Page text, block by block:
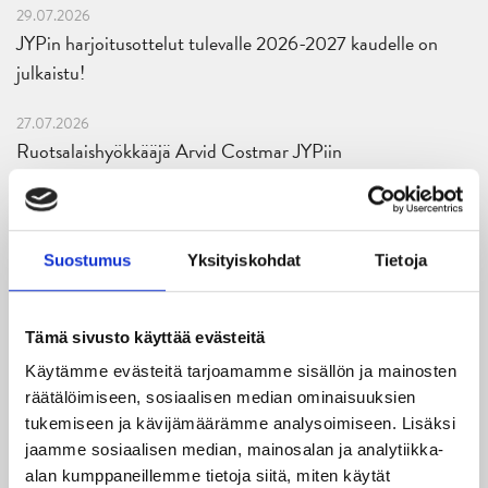
Suostumus Yksityiskohdat Tietoja
Tämä sivusto käyttää evästeitä
Käytämme evästeitä tarjoamamme sisällön ja mainosten
räätälöimiseen, sosiaalisen median ominaisuuksien
tukemiseen ja kävijämäärämme analysoimiseen. Lisäksi
jaamme sosiaalisen median, mainosalan ja analytiikka-
alan kumppaneillemme tietoja siitä, miten käytät
29.07.2026
JYPin harjoitusottelut tulevalle 2026-2027 kaudelle on
julkaistu!
27.07.2026
Ruotsalaishyökkääjä Arvid Costmar JYPiin
25.06.2026
JYP ja Secto Rally Finland yhteistyöhön
Reece Newkirk vahvistamaan JYP-hyökkäystä!
Jaatinen ja Liljamo jatkosopimuksiin – JYPin ja KeuPa HT:n